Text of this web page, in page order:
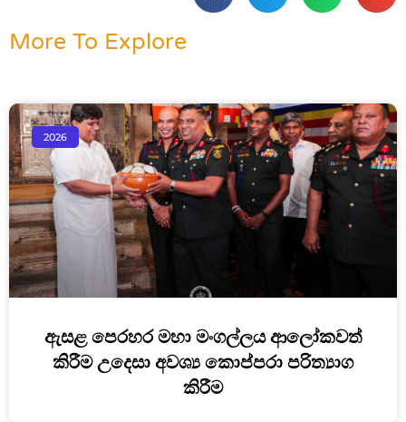
More To Explore
2026
ඇසළ පෙරහර මහා මංගල්ලය ආලෝකවත්
කිරීම උදෙසා අවශ්‍ය කොප්පරා පරිත්‍යාග
කිරීම